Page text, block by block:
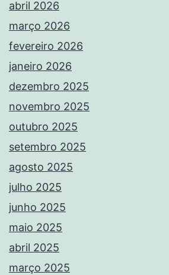
abril 2026
março 2026
fevereiro 2026
janeiro 2026
dezembro 2025
novembro 2025
outubro 2025
setembro 2025
agosto 2025
julho 2025
junho 2025
maio 2025
abril 2025
março 2025